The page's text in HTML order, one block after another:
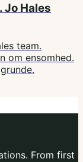
Jo Hales
team.
om ensomhed.
From first